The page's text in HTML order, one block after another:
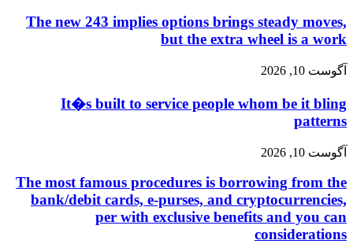
The new 243 implies options brings steady moves,
but the extra wheel is a work
آگوست 10, 2026
It�s built to service people whom be it bling
patterns
آگوست 10, 2026
The most famous procedures is borrowing from the
bank/debit cards, e-purses, and cryptocurrencies,
per with exclusive benefits and you can
considerations